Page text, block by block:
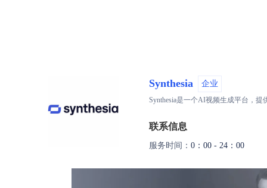
Synthesia 企业
Synthesia是一个AI视频生成平台，
联系信息
服务时间： 0：00 - 24：00